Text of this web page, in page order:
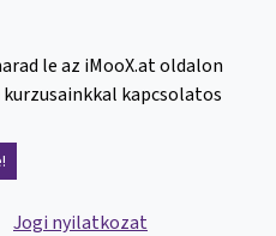
le az iMooX.at oldalon
kapcsolatos
Jogi nyilatkozat